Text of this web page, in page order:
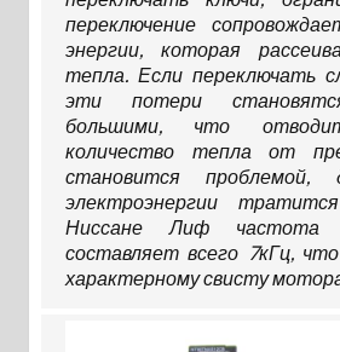
переключение
энергии, которая
тепла. Если переключать
эти потери
большими, что
количество тепла от
становится
электроэнергии
Ниссане Лиф частота
составляет всего 7кГц,
характерному свисту